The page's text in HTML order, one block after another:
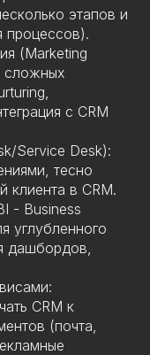
этапов и
процессов).
(Marketing
сложных
с CRM
Service Desk):
тесно
клиента в CRM.
- Business
углубленного
дашбордов,
CRM к
(почта,